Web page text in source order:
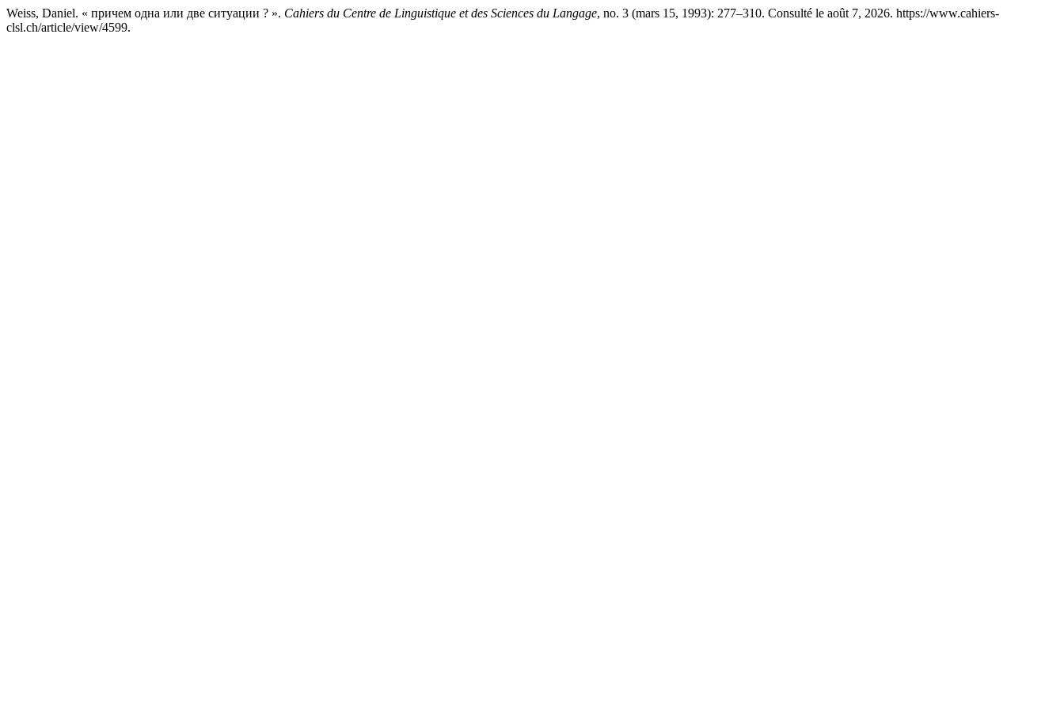
Weiss, Daniel. « причем одна или две ситуации ? ». Cahiers du Centre de Linguistique et des Sciences du Langage, no. 3 (mars 15, 1993): 277–310. Consulté le août 7, 2026. https://www.cahiers-
clsl.ch/article/view/4599.